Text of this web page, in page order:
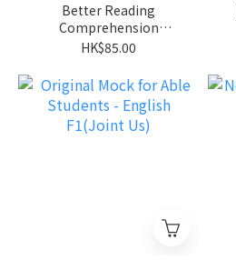
Better Reading
Comprehension
1B(Joint Us)
HK$85.00